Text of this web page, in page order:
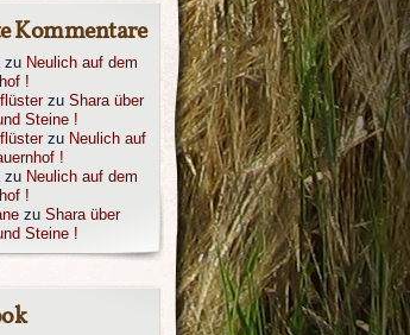
Kommentare
zu Neulich auf dem
!
zu Shara über
Steine !
zu Neulich auf
!
zu Neulich auf dem
!
zu Shara über
Steine !